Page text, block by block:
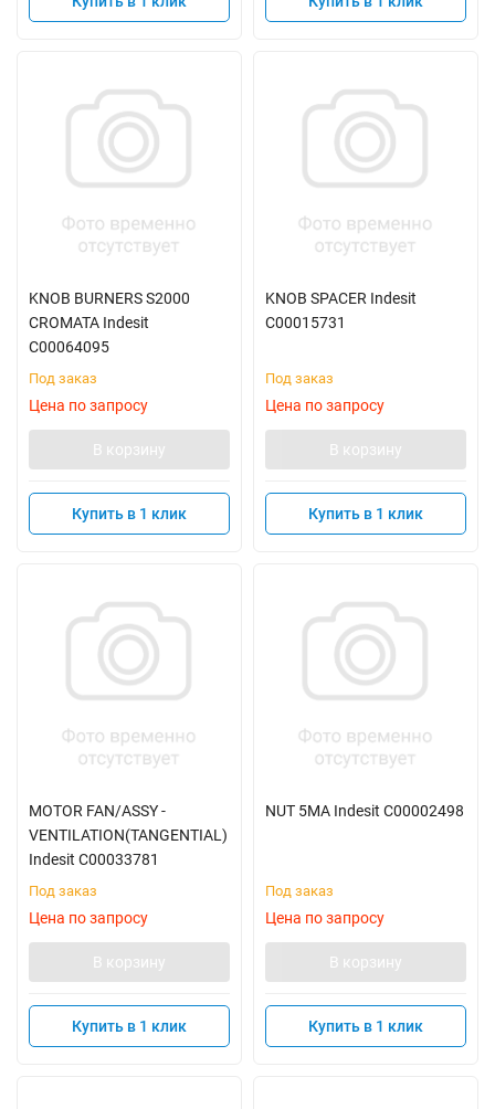
KNOB BURNERS S2000
CROMATA Indesit
C00064095
Под заказ
Цена по запросу
В корзину
Купить в 1 клик
KNOB SPACER Indesit
C00015731
Под заказ
Цена по запросу
В корзину
Купить в 1 клик
MOTOR FAN/ASSY -
VENTILATION(TANGENTIAL)
Indesit C00033781
Под заказ
Цена по запросу
В корзину
Купить в 1 клик
NUT 5MA Indesit C00002498
Под заказ
Цена по запросу
В корзину
Купить в 1 клик